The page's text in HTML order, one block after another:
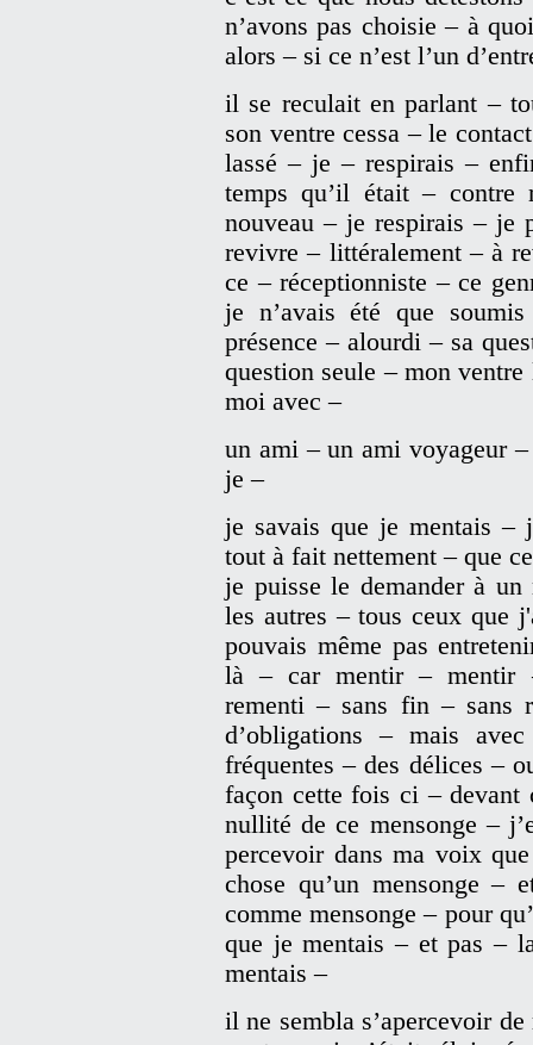
n’avons pas choisie – à
alors – si ce n’est l’un
il se reculait en parlant –
son ventre cessa – le
lassé – je – respirais –
temps qu’il était –
nouveau – je respirais – je
revivre – littéralement – à
ce – réceptionniste – ce
je n’avais été que
présence – alourdi – sa
question seule – mon
moi avec –
un ami – un ami voyageur
je –
je savais que je mentais –
tout à fait nettement – que
je puisse le demander à
les autres – tous ceux que
pouvais même pas
là – car mentir – mentir
rementi – sans fin – sans
d’obligations – mais
fréquentes – des délices –
façon cette fois ci – devant
nullité de ce mensonge –
percevoir dans ma voix
chose qu’un mensonge
comme mensonge – pour
que je mentais – et pas –
mentais –
il ne sembla s’apercevoir